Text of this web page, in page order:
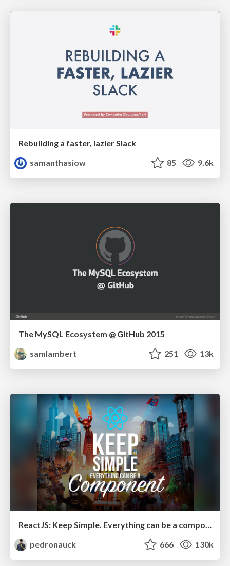
Rebuilding a faster, lazier Slack
samanthasiow
85 9.6k
The MySQL Ecosystem @ GitHub 2015
samlambert
251 13k
ReactJS: Keep Simple. Everything can be a component!
pedronauck
666 130k